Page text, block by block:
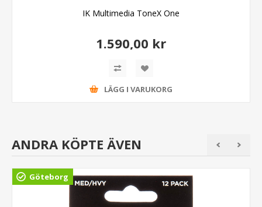
IK Multimedia ToneX One
1.590,00 kr
LÄGG I VARUKORG
ANDRA KÖPTE ÄVEN
Göteborg